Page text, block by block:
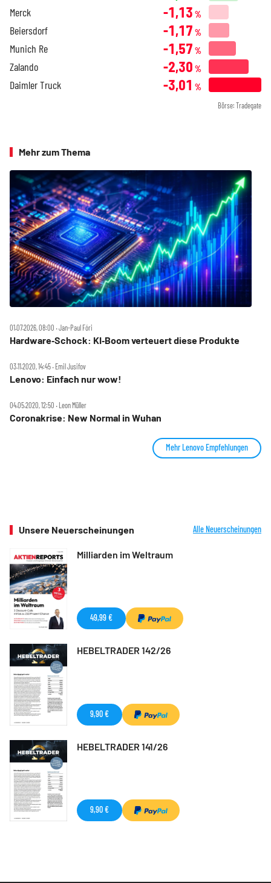
Merck -1,13 %
Beiersdorf -1,17 %
Munich Re -1,57 %
Zalando -2,30 %
Daimler Truck -3,01 %
Börse: Tradegate
Mehr zum Thema
01.07.2026, 08:00 ‧ Jan-Paul Fóri
Hardware‑Schock: KI‑Boom verteuert diese Produkte
03.11.2020, 14:45 ‧ Emil Jusifov
Lenovo: Einfach nur wow!
04.05.2020, 12:50 ‧ Leon Müller
Coronakrise: New Normal in Wuhan
Mehr Lenovo Empfehlungen
Unsere Neuerscheinungen Alle Neuerscheinungen
Milliarden im Weltraum
49,99 €
HEBELTRADER 142/26
9,90 €
HEBELTRADER 141/26
9,90 €